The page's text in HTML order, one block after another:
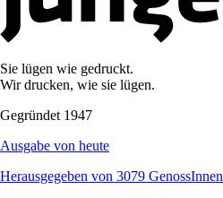
Sie lügen wie gedruckt.
Wir drucken, wie sie lügen.
Gegründet 1947
Ausgabe von heute
Herausgegeben von 3079 GenossInnen